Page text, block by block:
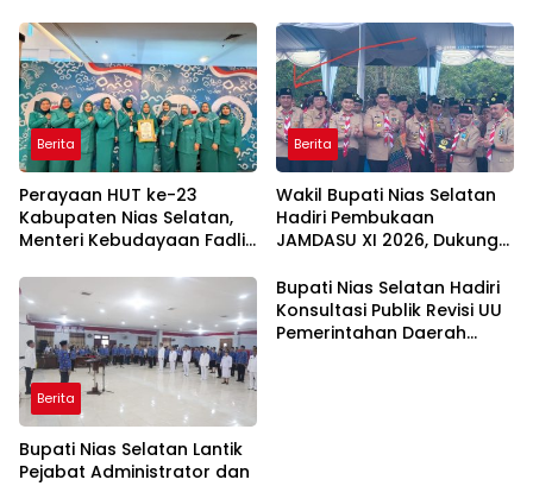
Terganggu
Mendorong Konektivitas
dan Pertumbuhan Daerah
Berita
Perayaan HUT ke-23
Kabupaten Nias Selatan,
Menteri Kebudayaan Fadli
sebagai Fondasi
Pembangunan Daerah
Berita
Wakil Bupati Nias Selatan
Hadiri Pembukaan
JAMDASU XI 2026, Dukung
Prestasi
Berita
Bupati Nias Selatan Lantik
Pejabat Administrator dan
Bupati Nias Selatan Hadiri
Konsultasi Publik Revisi UU
Pemerintahan Daerah